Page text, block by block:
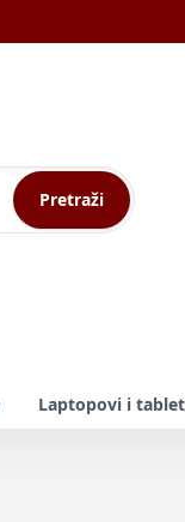
Pretraži
Laptopovi i